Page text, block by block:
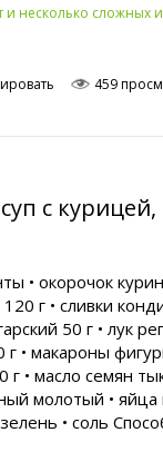
и несколько сложных
459
с
• окорочок
г • сливки
50 г • лук
г • макароны
г • масло семян
молотый • яйца
• соль